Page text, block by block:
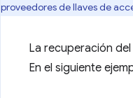
proveedores de llaves de
La recuperación
En el siguiente